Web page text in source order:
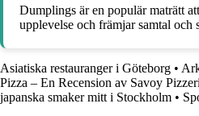
Dumplings är en populär maträtt
upplevelse och främjar samtal och
Asiatiska restauranger i Göteborg •
Pizza – En Recension av Savoy
japanska smaker mitt i Stockholm •